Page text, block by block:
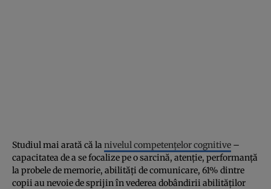
Studiul mai arată că la nivelul competențelor cognitive –
capacitatea de a se focalize pe o sarcină, atenție, performanță
la probele de memorie, abilități de comunicare, 61% dintre
copii au nevoie de sprijin în vederea dobândirii abilităților